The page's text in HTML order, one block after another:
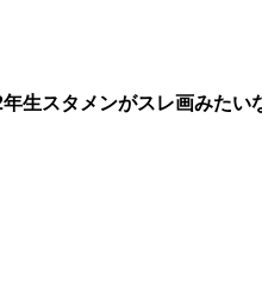
生スタメンがスレ画みたい